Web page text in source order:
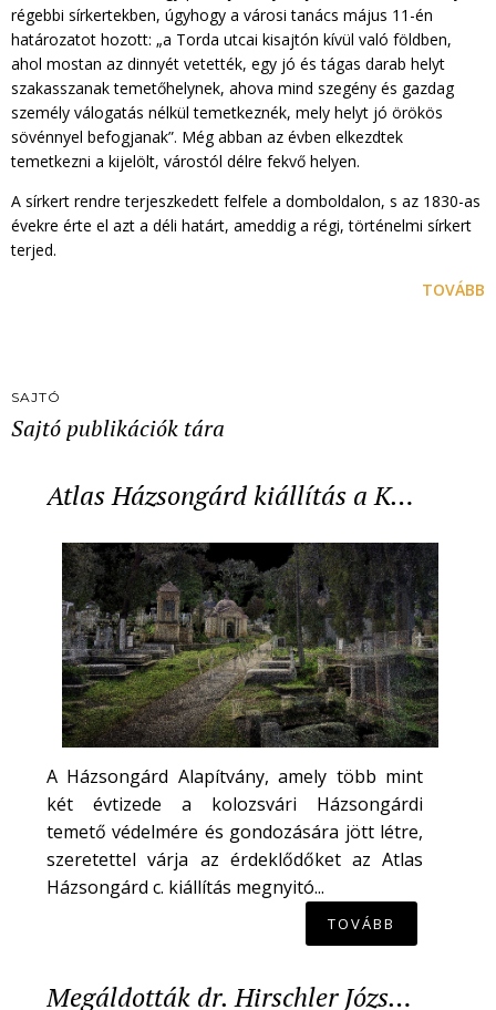
régebbi sírkertekben, úgyhogy a városi tanács május 11-én
határozatot hozott: „a Torda utcai kisajtón kívül való földben,
ahol mostan az dinnyét vetették, egy jó és tágas darab helyt
szakasszanak temetőhelynek, ahova mind szegény és gazdag
személy válogatás nélkül temetkeznék, mely helyt jó örökös
sövénnyel befogjanak”. Még abban az évben elkezdtek
temetkezni a kijelölt, várostól délre fekvő helyen.
A sírkert rendre terjeszkedett felfele a domboldalon, s az 1830-as
évekre érte el azt a déli határt, ameddig a régi, történelmi sírkert
terjed.
TOVÁBB
SAJTÓ
Sajtó publikációk tára
Atlas Házsongárd kiállítás a K…
A Házsongárd Alapítvány, amely több mint
két évtizede a kolozsvári Házsongárdi
temető védelmére és gondozására jött létre,
szeretettel várja az érdeklődőket az Atlas
Házsongárd c. kiállítás megnyitó...
TOVÁBB
Megáldották dr. Hirschler Józs…